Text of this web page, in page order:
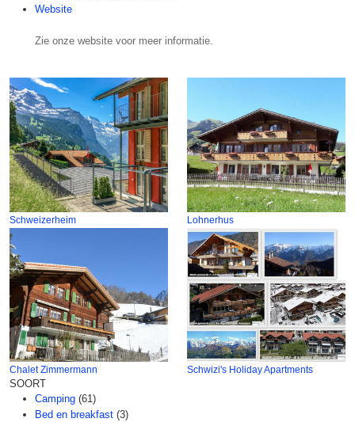
Website
Zie onze website voor meer informatie.
Schweizerheim Lohnerhus
Chalet Zimmermann Schwizi's Holiday Apartments
SOORT
Camping (61)
Bed en breakfast (3)